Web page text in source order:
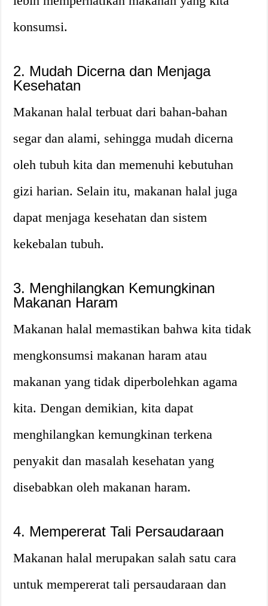
konsumsi.
2. Mudah Dicerna dan Menjaga
Kesehatan
Makanan halal terbuat dari bahan-bahan
segar dan alami, sehingga mudah dicerna
oleh tubuh kita dan memenuhi kebutuhan
gizi harian. Selain itu, makanan halal juga
dapat menjaga kesehatan dan sistem
kekebalan tubuh.
3. Menghilangkan Kemungkinan
Makanan Haram
Makanan halal memastikan bahwa kita tidak
mengkonsumsi makanan haram atau
makanan yang tidak diperbolehkan agama
kita. Dengan demikian, kita dapat
menghilangkan kemungkinan terkena
penyakit dan masalah kesehatan yang
disebabkan oleh makanan haram.
4. Mempererat Tali Persaudaraan
Makanan halal merupakan salah satu cara
untuk mempererat tali persaudaraan dan